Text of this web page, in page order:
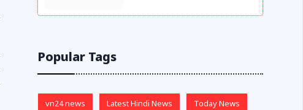
Popular Tags
vn24 news Latest Hindi News Today News